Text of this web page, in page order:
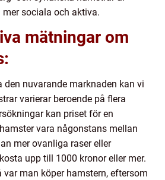
sociala och aktiva.
mätningar om
den nuvarande marknaden kan vi
varierar beroende på flera
kan priset för en
vara någonstans mellan
mer ovanliga raser eller
upp till 1000 kronor eller mer.
var man köper hamstern, eftersom